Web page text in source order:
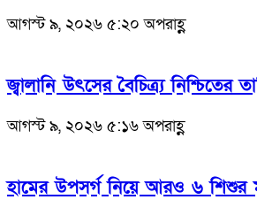
আগস্ট ৯, ২০২৬ ৫:২০ অপরাহ্ণ
জ্বালানি উৎসের বৈচিত্র্য নিশ্চিতের
আগস্ট ৯, ২০২৬ ৫:১৬ অপরাহ্ণ
হামের উপসর্গ নিয়ে আরও ৬ শিশুর